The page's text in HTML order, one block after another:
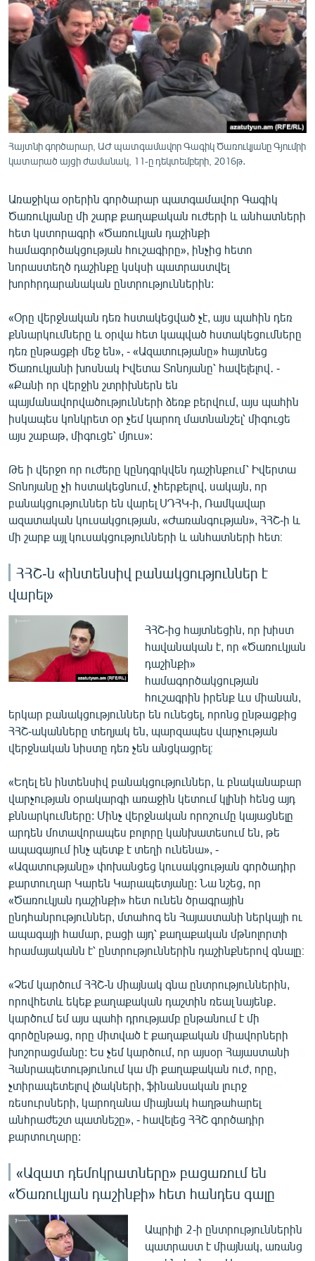
ՄԻՋԱԶԳԱՅԻՆ
ՄՇԱԿՈՒՅԹ
ՍՊՈՐՏ
ՄԵԿՆԱԲԱՆՈՒԹՅՈՒՆ
ՏՏ ԵՒ ԻՆՏԵՐՆԵՏ
ԱՐԽԻՎ
ԲԱՆԱՎԵՃ
ՁԳՏԵԼՈՎ ԼԱՎԱԳՈՒՅՆԻՆ
ՓՈԴՔԱՍԹ
English
Русский
ՀԵՏԵՎԵՔ ՄԵԶ
«Ազատության» բոլոր կայքերը
Հայտնի գործարար, ԱԺ պատգամավոր Գագիկ Ծառուկյանը Գյումրի
կատարած այցի ժամանակ, 11-ը դեկտեմբերի, 2016թ․
Առաջիկա օրերին գործարար պատգամավոր Գագիկ
Ծառուկյանը մի շարք քաղաքական ուժերի և անհատների
հետ կստորագրի «Ծառուկյան դաշինքի
համագործակցության հուշագիրը», ինչից հետո
նորաստեղծ դաշինքը կսկսի պատրաստվել
խորհրդարանական ընտրություններին:
«Օրը վերջնական դեռ հստակեցված չէ, այս պահին դեռ
քննարկումները և օրվա հետ կապված հստակեցումները
դեռ ընթացքի մեջ են», - «Ազատությանը» հայտնեց
Ծառուկյանի խոսնակ Իվետա Տոնոյանը՝ հավելելով․ -
«Քանի որ վերջին շտրիխներն են
պայմանավորվածությունների ձեռք բերվում, այս պահին
իսկապես կոնկրետ օր չեմ կարող մատնանշել՝ միգուցե
այս շաբաթ, միգուցե՝ մյուս»:
Թե ի վերջո որ ուժերը կընդգրկվեն դաշինքում՝ Իվերտա
Տոնոյանը չի հստակեցնում, չհերքելով, սակայն, որ
բանակցություններ են վարել ՍԴՀԿ-ի, Ռամկավար
ազատական կուսակցության, «Ժառանգության», ՀՀՇ-ի և
մի շարք այլ կուսակցությունների և անհատների հետ։
ՀՀՇ-ն «ինտենսիվ բանակցություններ է
վարել»
ՀՀՇ-ից հայտնեցին, որ խիստ
հավանական է, որ «Ծառուկյան
դաշինքի»
համագործակցության
հուշագրին իրենք ևս միանան,
երկար բանակցություններ են ունեցել, որոնց ընթացքից
ՀՀՇ-ականները տեղյակ են, պարզապես վարչության
վերջնական նիստը դեռ չեն անցկացրել։
«Եղել են ինտենսիվ բանակցություններ, և բնականաբար
վարչության օրակարգի առաջին կետում կլինի հենց այդ
քննարկումները: Մինչ վերջնական որոշումը կայացնելը
արդեն մոտավորապես բոլորը կանխատեսում են, թե
ապագայում ինչ պետք է տեղի ունենա», -
«Ազատությանը» փոխանցեց կուսակցության գործադիր
քարտուղար Կարեն Կարապետյանը: Նա նշեց, որ
«Ծառուկյան դաշինքի» հետ ունեն ծրագրային
ընդհանրություններ, մտահոգ են Հայաստանի ներկայի ու
ապագայի համար, բացի այդ՝ քաղաքական մթնոլորտի
հրամայականն է՝ ընտրություններին դաշինքներով գնալը։
«Չեմ կարծում ՀՀՇ-ն միայնակ գնա ընտրություններին,
որովհետև եկեք քաղաքական դաշտին ռեալ նայենք․
կարծում եմ այս պահի դրությամբ ընթանում է մի
գործընթաց, որը միտված է քաղաքական միավորների
խոշորացմանը: Ես չեմ կարծում, որ այսօր Հայաստանի
Հանրապետությունում կա մի քաղաքական ուժ, որը,
չտիրապետելով լծակների, ֆինանսական լուրջ
ռեսուրսների, կարողանա միայնակ հաղթահարել
անհրաժեշտ պատնեշը», - հավելեց ՀՀՇ գործադիր
քարտուղարը:
«Ազատ դեմոկրատները» բացառում են
«Ծառուկյան դաշինքի» հետ հանդես գալը
Ապրիլի 2-ի ընտրություններին
պատրաստ է միայնակ, առանց